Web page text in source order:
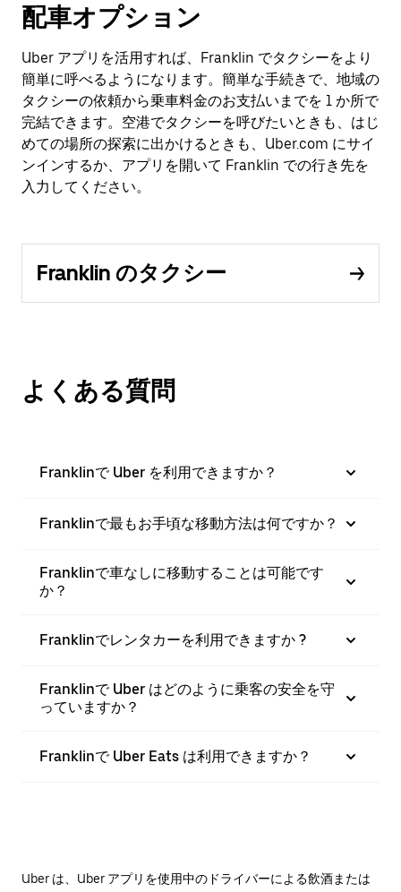
配車オプション
Uber アプリを活用すれば、Franklin でタクシーをより
簡単に呼べるようになります。簡単な手続きで、地域の
タクシーの依頼から乗車料金のお支払いまでを 1 か所で
完結できます。空港でタクシーを呼びたいときも、はじ
めての場所の探索に出かけるときも、Uber.com にサイ
ンインするか、アプリを開いて Franklin での行き先を
入力してください。
Franklin のタクシー
よくある質問
Franklinで Uber を利用できますか？
Franklinで最もお手頃な移動方法は何ですか？
Franklinで車なしに移動することは可能です
か？
Franklinでレンタカーを利用できますか ?
Franklinで Uber はどのように乗客の安全を守
っていますか？
Franklinで Uber Eats は利用できますか？
Uber は、Uber アプリを使用中のドライバーによる飲酒または